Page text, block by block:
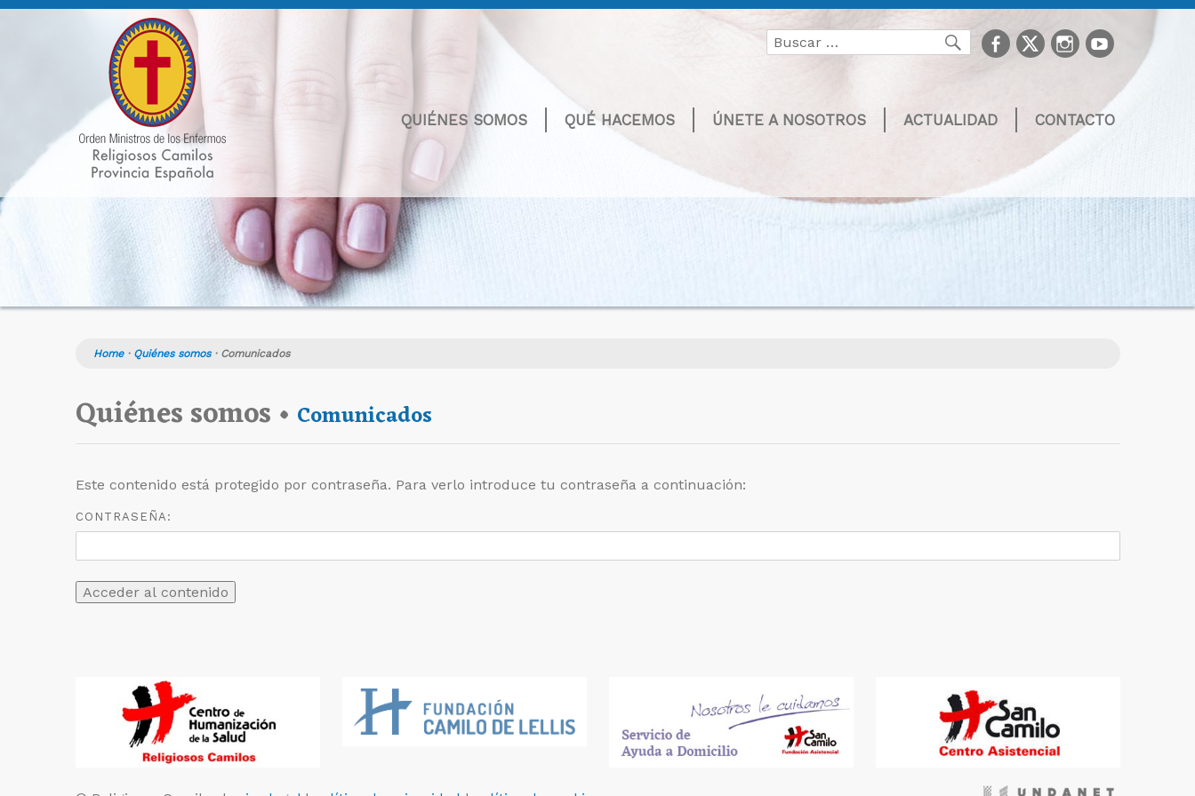
Buscar
por:
Buscarfacebook
TwitterInstagram
youtube
QUIÉNES SOMOS QUÉ HACEMOS ÚNETE A NOSOTROS ACTUALIDAD CONTACTO
Home· Quiénes somos· Comunicados
Quiénes somos • Comunicados
Este contenido está protegido por contraseña. Para verlo introduce tu contraseña a continuación:
CONTRASEÑA: